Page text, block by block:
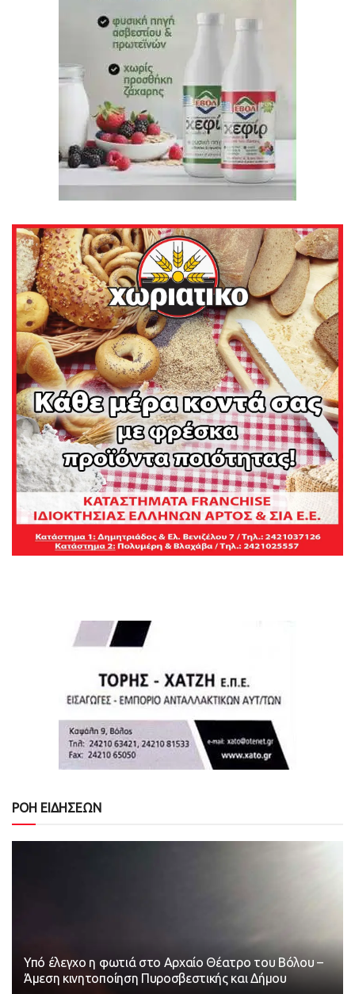
ΡΟΗ ΕΙΔΗΣΕΩΝ
Υπό έλεγχο η φωτιά στο Αρχαίο Θέατρο του Βόλου –
Άμεση κινητοποίηση Πυροσβεστικής και Δήμου